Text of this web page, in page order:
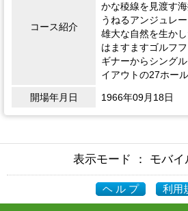
コース紹介
かな稜線を見渡す
うねるアンジュレ
雄大な自然を生か
はますますゴルフ
ギナーからシング
イアウトの27ホール
開場年月日 1966年09月18日
表示モード ： モバイ
ヘ ル プ 利用